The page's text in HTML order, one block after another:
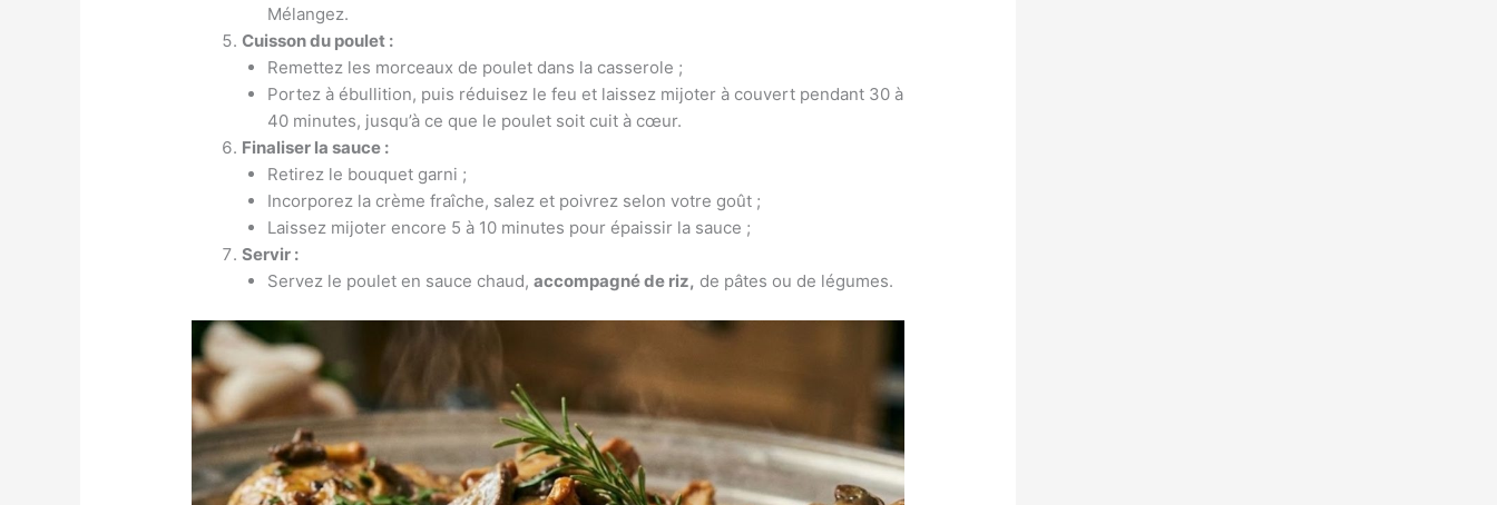
Mélangez.
Cuisson du poulet :
Remettez les morceaux de poulet dans la casserole ;
Portez à ébullition, puis réduisez le feu et laissez mijoter à couvert pendant 30 à
40 minutes, jusqu’à ce que le poulet soit cuit à cœur.
Finaliser la sauce :
Retirez le bouquet garni ;
Incorporez la crème fraîche, salez et poivrez selon votre goût ;
Laissez mijoter encore 5 à 10 minutes pour épaissir la sauce ;
Servir :
Servez le poulet en sauce chaud, accompagné de riz, de pâtes ou de légumes.